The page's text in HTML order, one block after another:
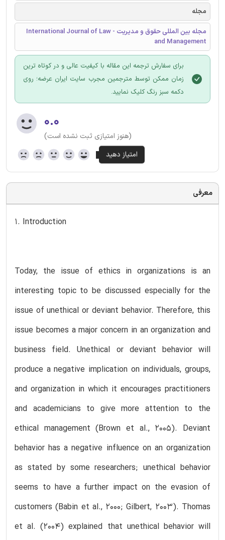
مجله
مجله بین المللی حقوق و مدیریت - International Journal of Law
and Management
برای سفارش ترجمه این مقاله با کیفیت عالی و در کوتاه ترین
زمان ممکن توسط مترجمین مجرب سایت ایران عرضه؛ روی
دکمه سبز رنگ کلیک نمایید.
۰.۰
(هنوز امتیازی ثبت نشده است)
معرفی
1. Introduction
Today, the issue of ethics in organizations is an
interesting topic to be discussed especially for the
issue of unethical or deviant behavior. Therefore, this
issue becomes a major concern in an organization and
business field. Unethical or deviant behavior will
produce a negative implication on individuals, groups,
and organization in which it encourages practitioners
and academicians to give more attention to the
ethical management (Brown et al., 2005). Deviant
behavior has a negative influence on an organization
as stated by some researchers; unethical behavior
seems to have a further impact on the evasion of
customers (Babin et al., 2000; Gilbert, 2003). Thomas
et al. (2004) explained that unethical behavior will